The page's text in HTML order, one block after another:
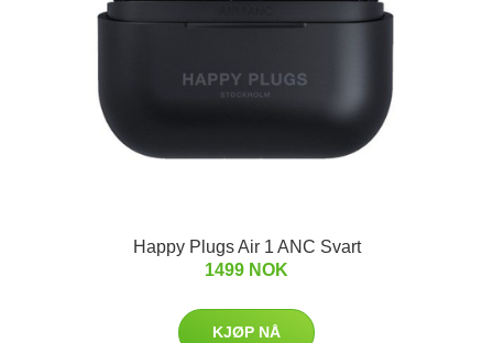
Happy Plugs Air 1 ANC Svart
1499 NOK
KJØP NÅ